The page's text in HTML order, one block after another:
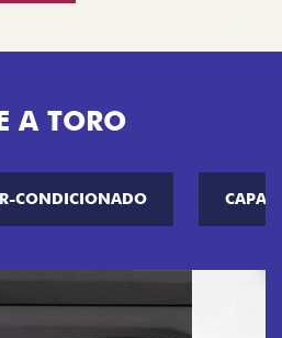
A TORO
CONDICIONADO